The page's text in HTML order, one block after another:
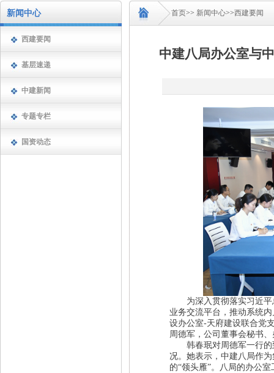
新闻中心
西建要闻
基层速递
中建新闻
专题专栏
国资动态
首页>> 新闻中心>>西建要闻
中建八局办公室与
为深入贯彻落实习近平
业务交流平台，推动系统
设办公室-天府建设联合党
周德军，公司董事会秘书
韩春珉对周德军一行的
况。她表示，中建八局作
的“领头雁”。八局的办公